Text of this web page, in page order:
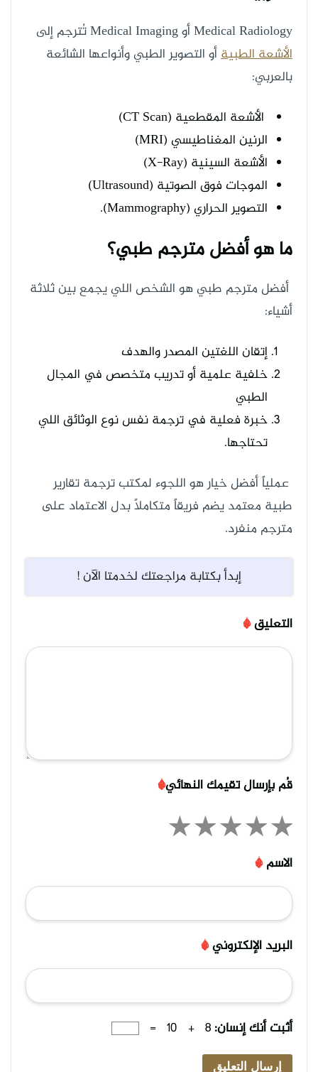
Medical Radiology أو Medical Imaging تُترجم إلى
الأشعة الطبيةأو التصوير الطبي وأنواعها الشائعة
بالعربي:
الأشعة المقطعية (CT Scan)
الرنين المغناطيسي (MRI)
الأشعة السينية (X-Ray)
الموجات فوق الصوتية (Ultrasound)
التصوير الحراري (Mammography).
ما هو أفضل مترجم طبي؟
أفضل مترجم طبي هو الشخص اللي يجمع بين ثلاثة
أشياء:
إتقان اللغتين المصدر والهدف
خلفية علمية أو تدريب متخصص في المجال
الطبي
خبرة فعلية في ترجمة نفس نوع الوثائق اللي
تحتاجها.
عملياً أفضل خيار هو اللجوء لمكتب ترجمة تقارير
طبية معتمد يضم فريقاً متكاملاً بدل الاعتماد على
مترجم منفرد.
إبدأ بكتابة مراجعتك لخدمتا الآن !
التعليق*
قُم بإرسال تقيمك النهائي*
الاسم*
البريد الإلكتروني*
أثبت أنك إنسان: 8 + 10 =